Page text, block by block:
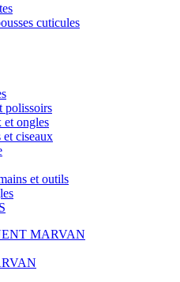
cuticules
polissoirs
et ongles
et ciseaux
et outils
MARVAN